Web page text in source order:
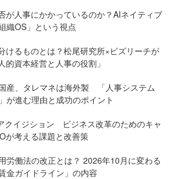
が人事にかかっているのか？AIネイティブ
織OS」という視点
けるものとは？松尾研究所×ビズリーチが
的資本経営と人事の役割」
産、タレマネは海外製 「人事システム
が進む理由と成功のポイント
クイジション ビジネス改革のためのキャ
が考える課題と改善策
労働法の改正とは？ 2026年10月に変わる
金ガイドライン」の内容